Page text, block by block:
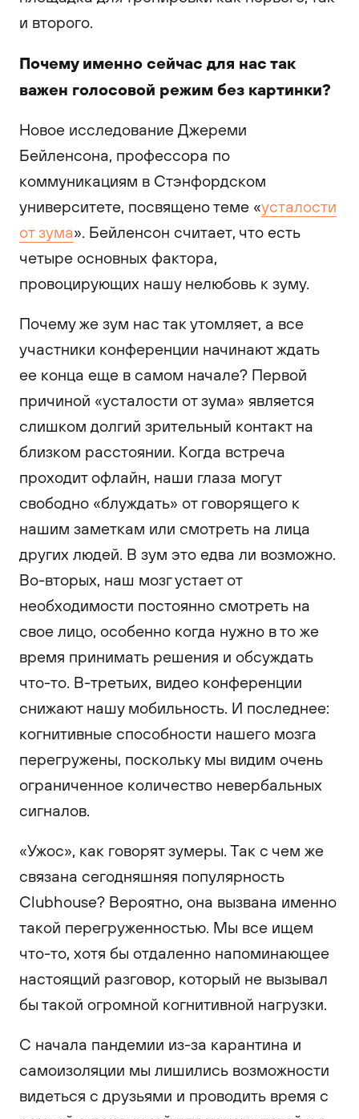
и второго.
Почему именно сейчас для нас так
важен голосовой режим без картинки?
Новое исследование Джереми
Бейленсона, профессора по
коммуникациям в Стэнфордском
университете, посвящено теме «усталости
от зума». Бейленсон считает, что есть
четыре основных фактора,
провоцирующих нашу нелюбовь к зуму.
Почему же зум нас так утомляет, а все
участники конференции начинают ждать
ее конца еще в самом начале? Первой
причиной «усталости от зума» является
слишком долгий зрительный контакт на
близком расстоянии. Когда встреча
проходит офлайн, наши глаза могут
свободно «блуждать» от говорящего к
нашим заметкам или смотреть на лица
других людей. В зум это едва ли возможно.
Во-вторых, наш мозг устает от
необходимости постоянно смотреть на
свое лицо, особенно когда нужно в то же
время принимать решения и обсуждать
что-то. В-третьих, видео конференции
снижают нашу мобильность. И последнее:
когнитивные способности нашего мозга
перегружены, поскольку мы видим очень
ограниченное количество невербальных
сигналов.
«Ужос», как говорят зумеры. Так с чем же
связана сегодняшняя популярность
Clubhouse? Вероятно, она вызвана именно
такой перегруженностью. Мы все ищем
что-то, хотя бы отдаленно напоминающее
настоящий разговор, который не вызывал
бы такой огромной когнитивной нагрузки.
С начала пандемии из-за карантина и
самоизоляции мы лишились возможности
видеться с друзьями и проводить время с